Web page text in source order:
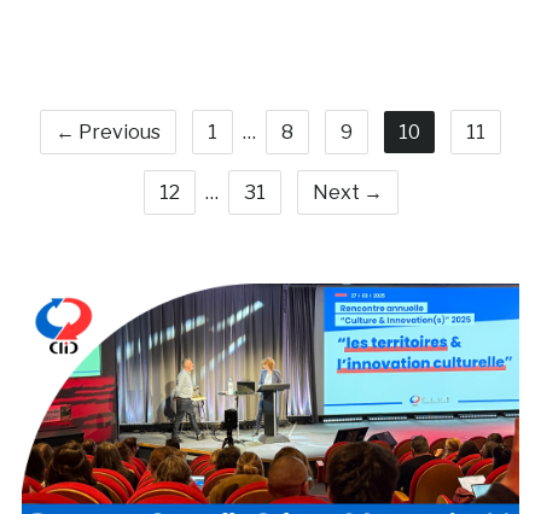
← Previous 1 … 8 9 10 11
12 … 31 Next →